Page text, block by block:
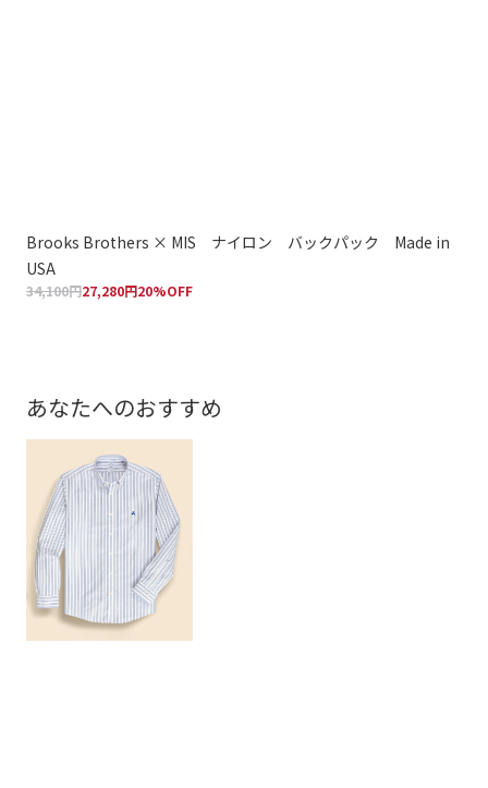
Brooks Brothers × MIS ナイロン バックパック Made in
USA
34,100円27,280円20%OFF
あなたへのおすすめ